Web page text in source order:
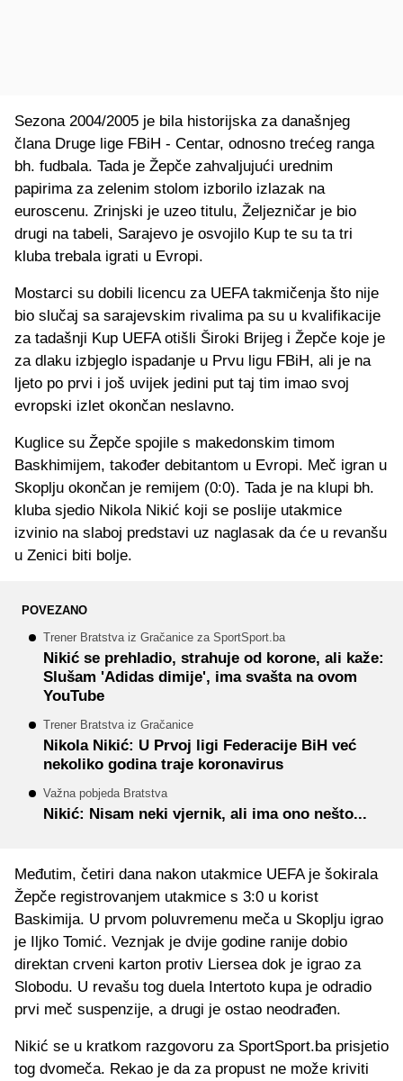
Sezona 2004/2005 je bila historijska za današnjeg
člana Druge lige FBiH - Centar, odnosno trećeg ranga
bh. fudbala. Tada je Žepče zahvaljujući urednim
papirima za zelenim stolom izborilo izlazak na
euroscenu. Zrinjski je uzeo titulu, Željezničar je bio
drugi na tabeli, Sarajevo je osvojilo Kup te su ta tri
kluba trebala igrati u Evropi.
Mostarci su dobili licencu za UEFA takmičenja što nije
bio slučaj sa sarajevskim rivalima pa su u kvalifikacije
za tadašnji Kup UEFA otišli Široki Brijeg i Žepče koje je
za dlaku izbjeglo ispadanje u Prvu ligu FBiH, ali je na
ljeto po prvi i još uvijek jedini put taj tim imao svoj
evropski izlet okončan neslavno.
Kuglice su Žepče spojile s makedonskim timom
Baskhimijem, također debitantom u Evropi. Meč igran u
Skoplju okončan je remijem (0:0). Tada je na klupi bh.
kluba sjedio Nikola Nikić koji se poslije utakmice
izvinio na slaboj predstavi uz naglasak da će u revanšu
u Zenici biti bolje.
POVEZANO
Trener Bratstva iz Gračanice za SportSport.ba
Nikić se prehladio, strahuje od korone, ali kaže:
Slušam 'Adidas dimije', ima svašta na ovom
YouTube
Trener Bratstva iz Gračanice
Nikola Nikić: U Prvoj ligi Federacije BiH već
nekoliko godina traje koronavirus
Važna pobjeda Bratstva
Nikić: Nisam neki vjernik, ali ima ono nešto...
Međutim, četiri dana nakon utakmice UEFA je šokirala
Žepče registrovanjem utakmice s 3:0 u korist
Baskimija. U prvom poluvremenu meča u Skoplju igrao
je Iljko Tomić. Veznjak je dvije godine ranije dobio
direktan crveni karton protiv Liersea dok je igrao za
Slobodu. U revašu tog duela Intertoto kupa je odradio
prvi meč suspenzije, a drugi je ostao neodrađen.
Nikić se u kratkom razgovoru za SportSport.ba prisjetio
tog dvomeča. Rekao je da za propust ne može kriviti